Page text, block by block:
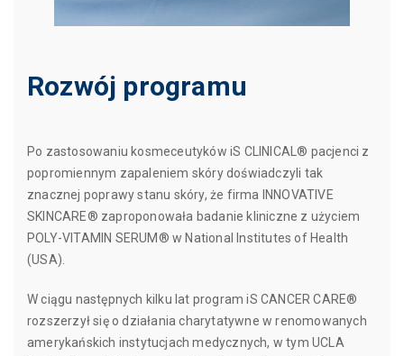
Rozwój programu
Po zastosowaniu kosmeceutyków iS CLINICAL® pacjenci z
popromiennym zapaleniem skóry doświadczyli tak
znacznej poprawy stanu skóry, że firma INNOVATIVE
SKINCARE® zaproponowała badanie kliniczne z użyciem
POLY-VITAMIN SERUM® w National Institutes of Health
(USA).
W ciągu następnych kilku lat program iS CANCER CARE®
rozszerzył się o działania charytatywne w renomowanych
amerykańskich instytucjach medycznych, w tym UCLA